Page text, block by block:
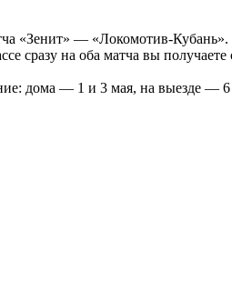
«Зенит» — «Локомотив-
сразу на оба матча вы
дома — 1 и 3 мая, на выезде —